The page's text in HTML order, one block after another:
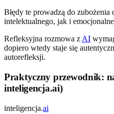
Błędy te prowadzą do
intelektualnego, jak i
Refleksyjna rozmowa z AI
dopiero wtedy staje się
autorefleksji.
Praktyczny przewodnik:
inteligencja.ai)
inteligencja.ai